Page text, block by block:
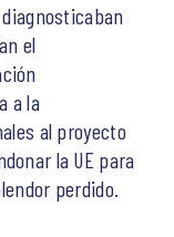
el
a la
al proyecto
la UE para
perdido.